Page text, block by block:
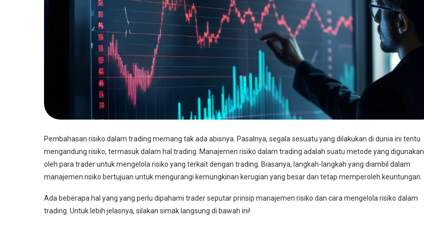
Pembahasan risiko dalam trading memang tak ada abisnya. Pasalnya, segala sesuatu yang dilakukan di dunia ini tentu
mengandung risiko, termasuk dalam hal trading. Manajemen risiko dalam trading adalah suatu metode yang digunakan
oleh para trader untuk mengelola risiko yang terkait dengan trading. Biasanya, langkah-langkah yang diambil dalam
manajemen risiko bertujuan untuk mengurangi kemungkinan kerugian yang besar dan tetap memperoleh keuntungan.
Ada beberapa hal yang yang perlu dipahami trader seputar prinsip manajemen risiko dan cara mengelola risiko dalam
trading. Untuk lebih jelasnya, silakan simak langsung di bawah ini!